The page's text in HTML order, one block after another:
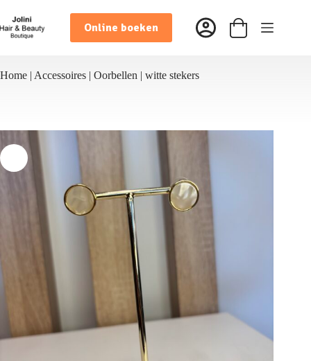
naar
de
inhoud
Online boeken Winkelwagen
Home | Accessoires | Oorbellen | witte stekers